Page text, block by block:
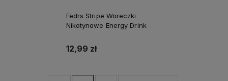
Fedrs Stripe Woreczki
Nikotynowe Energy Drink
12,99 zł